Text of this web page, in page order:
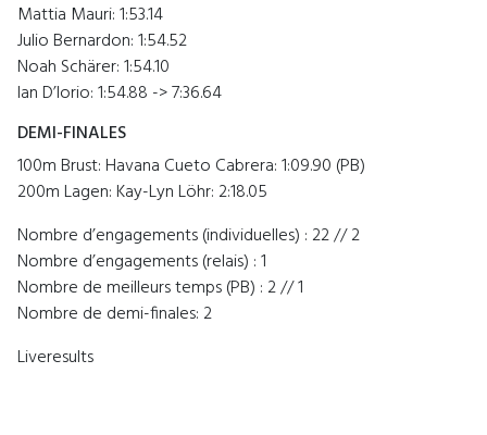
Mattia Mauri: 1:53.14
Julio Bernardon: 1:54.52
Noah Schärer: 1:54.10
Ian D’Iorio: 1:54.88 -> 7:36.64
DEMI-FINALES
100m Brust: Havana Cueto Cabrera: 1:09.90 (PB)
200m Lagen: Kay-Lyn Löhr: 2:18.05
Nombre d’engagements (individuelles) : 22 // 2
Nombre d’engagements (relais) : 1
Nombre de meilleurs temps (PB) : 2 // 1
Nombre de demi-finales: 2
Liveresults